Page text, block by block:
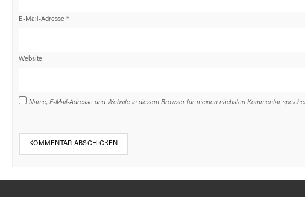
E-Mail-Adresse*
Website
Name, E-Mail-Adresse und Website in diesem Browser für meinen nächsten Kommentar